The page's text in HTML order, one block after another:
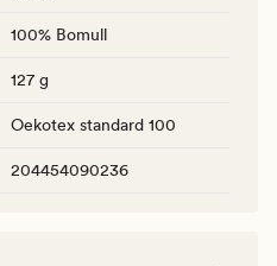
100% Bomull
127 g
Oekotex standard 100
204454090236